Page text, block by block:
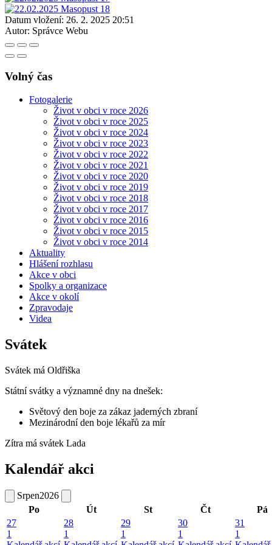
Datum vložení: 26. 2. 2025 20:51
Autor: Správce Webu
Volný čas
Fotogalerie
Život v obci v roce 2026
Život v obci v roce 2025
Život v obci v roce 2024
Život v obci v roce 2023
Život v obci v roce 2022
Život v obci v roce 2021
Život v obci v roce 2020
Život v obci v roce 2019
Život v obci v roce 2018
Život v obci v roce 2017
Život v obci v roce 2016
Život v obci v roce 2015
Život v obci v roce 2014
Aktuality
Hlášení rozhlasu
Akce v obci
Spolky a organizace
Akce v okolí
Zpravodaje
Videa
Svátek
Svátek má Oldřiška
Státní svátky a významné dny na dnešek:
Světový den boje za zákaz jaderných zbraní
Mezinárodní den boje lékařů za mír
Zítra má svátek Lada
Kalendář akci
Srpen2026
Po
Út St Čt
Pá
27
1
28
1
29
1
30
1
31
1